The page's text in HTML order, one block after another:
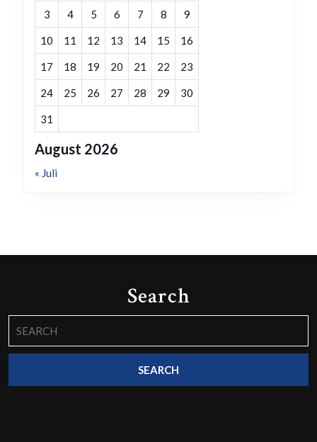
August 2026
3 4 5 6 7 8 9
10 11 12 13 14 15 16
17 18 19 20 21 22 23
24 25 26 27 28 29 30
31
« Juli
Search
for: